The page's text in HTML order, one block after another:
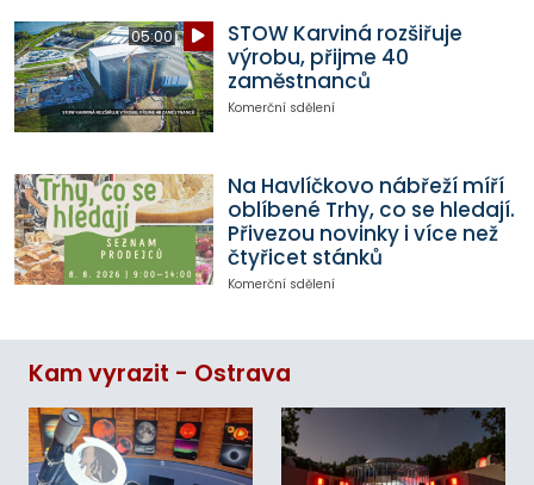
05:00
STOW Karviná rozšiřuje
výrobu, přijme 40
zaměstnanců
Komerční sdělení
Na Havlíčkovo nábřeží míří
oblíbené Trhy, co se hledají.
Přivezou novinky i více než
čtyřicet stánků
Komerční sdělení
Kam vyrazit - Ostrava